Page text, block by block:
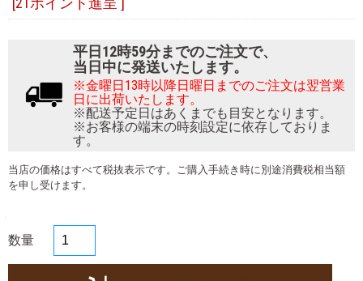
平日12時59分までのご注文で、
当日中に発送いたします。
※金曜日13時以降日曜日までのご注文は翌営業
日に出荷いたします。
※配送予定日はあくまでも目安となります。
※お客様の端末の時刻設定に依存しておりま
す。
当店の価格はすべて税抜表示です。ご購入手続き時に別途消費税相当額
を申し受けます。
数量